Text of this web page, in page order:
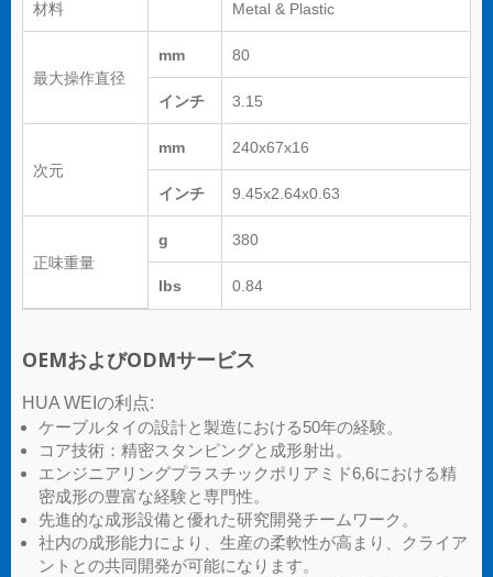
材料 Metal & Plastic
最大操作直径
mm 80
インチ 3.15
次元
mm 240x67x16
インチ 9.45x2.64x0.63
正味重量
g 380
lbs 0.84
OEMおよびODMサービス
HUA WEIの利点:
ケーブルタイの設計と製造における50年の経験。
コア技術：精密スタンピングと成形射出。
エンジニアリングプラスチックポリアミド6,6における精
密成形の豊富な経験と専門性。
先進的な成形設備と優れた研究開発チームワーク。
社内の成形能力により、生産の柔軟性が高まり、クライア
ントとの共同開発が可能になります。